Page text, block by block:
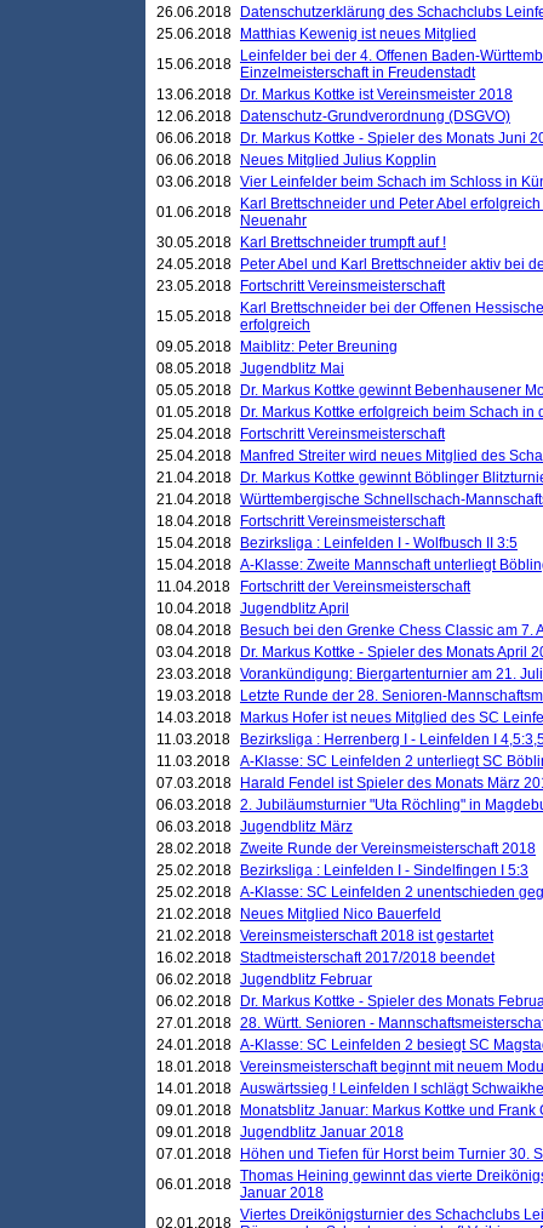
26.06.2018
Datenschutzerklärung des Schachclubs
25.06.2018
Matthias Kewenig ist neues Mitglied
15.06.2018
Leinfelder bei der 4. Offenen Baden-
Einzelmeisterschaft in Freudenstadt
13.06.2018
Dr. Markus Kottke ist Vereinsmeister 2018
12.06.2018
Datenschutz-Grundverordnung (DSGVO)
06.06.2018
Dr. Markus Kottke - Spieler des Monats Juni
06.06.2018
Neues Mitglied Julius Kopplin
03.06.2018 Vier Leinfelder beim Schach im Schloss in
01.06.2018
Karl Brettschneider und Peter Abel
Neuenahr
30.05.2018
Karl Brettschneider trumpft auf !
24.05.2018
Peter Abel und Karl Brettschneider aktiv bei
23.05.2018
Fortschritt Vereinsmeisterschaft
15.05.2018
Karl Brettschneider bei der Offenen
erfolgreich
09.05.2018
Maiblitz: Peter Breuning
08.05.2018 Jugendblitz Mai
05.05.2018
Dr. Markus Kottke gewinnt Bebenhausener
01.05.2018
Dr. Markus Kottke erfolgreich beim Schach
25.04.2018
Fortschritt Vereinsmeisterschaft
25.04.2018
Manfred Streiter wird neues Mitglied des
21.04.2018
Dr. Markus Kottke gewinnt Böblinger
21.04.2018 Württembergische Schnellschach-
18.04.2018
Fortschritt Vereinsmeisterschaft
15.04.2018
Bezirksliga : Leinfelden I - Wolfbusch II 3:5
15.04.2018 A-Klasse: Zweite Mannschaft unterliegt
11.04.2018
Fortschritt der Vereinsmeisterschaft
10.04.2018 Jugendblitz April
08.04.2018
Besuch bei den Grenke Chess Classic am 7.
03.04.2018
Dr. Markus Kottke - Spieler des Monats April
23.03.2018 Vorankündigung: Biergartenturnier am 21.
19.03.2018
Letzte Runde der 28. Senioren-
14.03.2018
Markus Hofer ist neues Mitglied des SC
11.03.2018
Bezirksliga : Herrenberg I - Leinfelden I
11.03.2018 A-Klasse: SC Leinfelden 2 unterliegt SC
07.03.2018
Harald Fendel ist Spieler des Monats März
06.03.2018 2. Jubiläumsturnier "Uta Röchling" in
06.03.2018 Jugendblitz März
28.02.2018 Zweite Runde der Vereinsmeisterschaft 2018
25.02.2018
Bezirksliga : Leinfelden I - Sindelfingen I 5:3
25.02.2018 A-Klasse: SC Leinfelden 2 unentschieden
21.02.2018
Neues Mitglied Nico Bauerfeld
21.02.2018 Vereinsmeisterschaft 2018 ist gestartet
16.02.2018 Stadtmeisterschaft 2017/2018 beendet
06.02.2018 Jugendblitz Februar
06.02.2018
Dr. Markus Kottke - Spieler des Monats
27.01.2018 28. Württ. Senioren -
24.01.2018 A-Klasse: SC Leinfelden 2 besiegt SC
18.01.2018 Vereinsmeisterschaft beginnt mit neuem
14.01.2018 Auswärtssieg ! Leinfelden I schlägt
09.01.2018
Monatsblitz Januar: Markus Kottke und
09.01.2018 Jugendblitz Januar 2018
07.01.2018
Höhen und Tiefen für Horst beim Turnier 30.
06.01.2018 Thomas Heining gewinnt das vierte
Januar 2018
02.01.2018 Viertes Dreikönigsturnier des Schachclubs